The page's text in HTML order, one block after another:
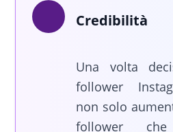
Credibilità
Una volta
follower
non solo
follower